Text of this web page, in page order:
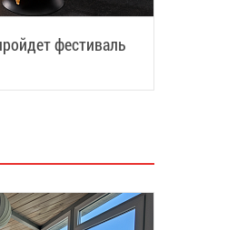
фестиваль